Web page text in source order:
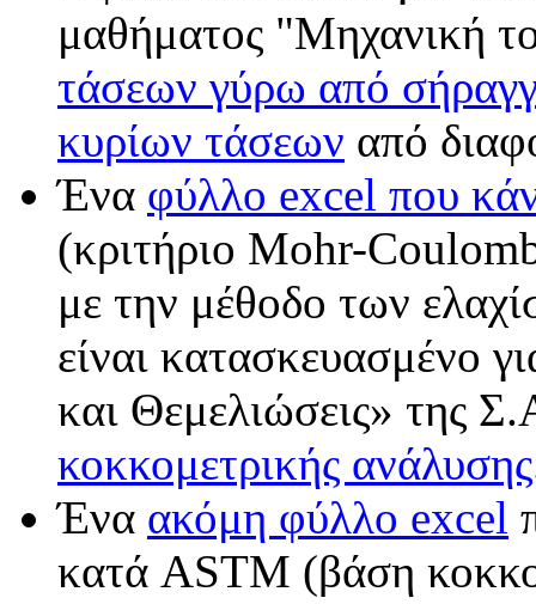
μαθήματος "Μηχανική
τάσεων γύρω από
κυρίων τάσεων από
Ένα φύλλο excel που
(κριτήριο Mohr-
με την μέθοδο των
είναι κατασκευασμένο
και Θεμελιώσεις» της
κοκκομετρικής ανάλυσης
Ένα ακόμη φύλλο excel
κατά ASTM (βάση